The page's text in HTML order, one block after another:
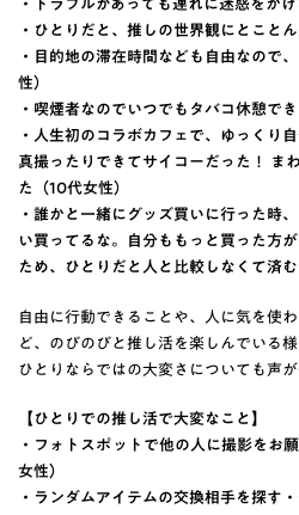
・トラブルがあっても連れに迷惑をか
・ひとりだと、推しの世界観にとこと
・目的地の滞在時間なども自由なので
性）
・喫煙者なのでいつでもタバコ休憩で
・人生初のコラボカフェで、ゆっくり
真撮ったりできてサイコーだった！ ま
た（10代女性）
・誰かと一緒にグッズ買いに行った時
い買ってるな。自分ももっと買った方
ため、ひとりだと人と比較しなくて済
自由に行動できることや、人に気を使
ど、のびのびと推し活を楽しんでいる
ひとりならではの大変さについても声が
【ひとりでの推し活で大変なこと】
・フォトスポットで他の人に撮影をお
女性）
・ランダムアイテムの交換相手を探す